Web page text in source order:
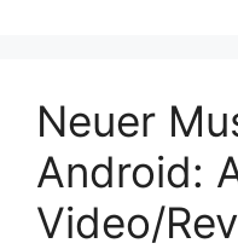
Neuer
Android:
Video/